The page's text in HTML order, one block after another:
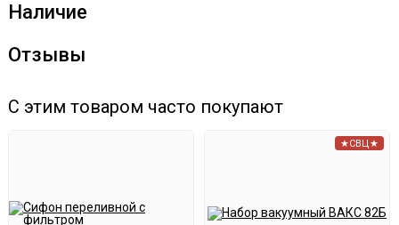
сахара (3 ст. ложки). Добавить в настойку.
убрать настаиваться в темное прохладное место на
Наличие
Отзывы
С этим товаром часто покупают
★СВЦ★